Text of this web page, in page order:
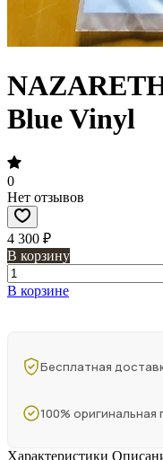
Blue Vinyl
0
Нет отзывов
4 300 ₽
В корзину
В корзине
Бесплатная
100% оригинальная
Характеристики